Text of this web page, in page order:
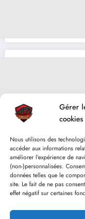
Gérer
cookies
Nous utilisons des
accéder aux informations
améliorer l’expérience de
(non-)personnalisées.
données telles que le
site. Le fait de ne pas
effet négatif sur certaines